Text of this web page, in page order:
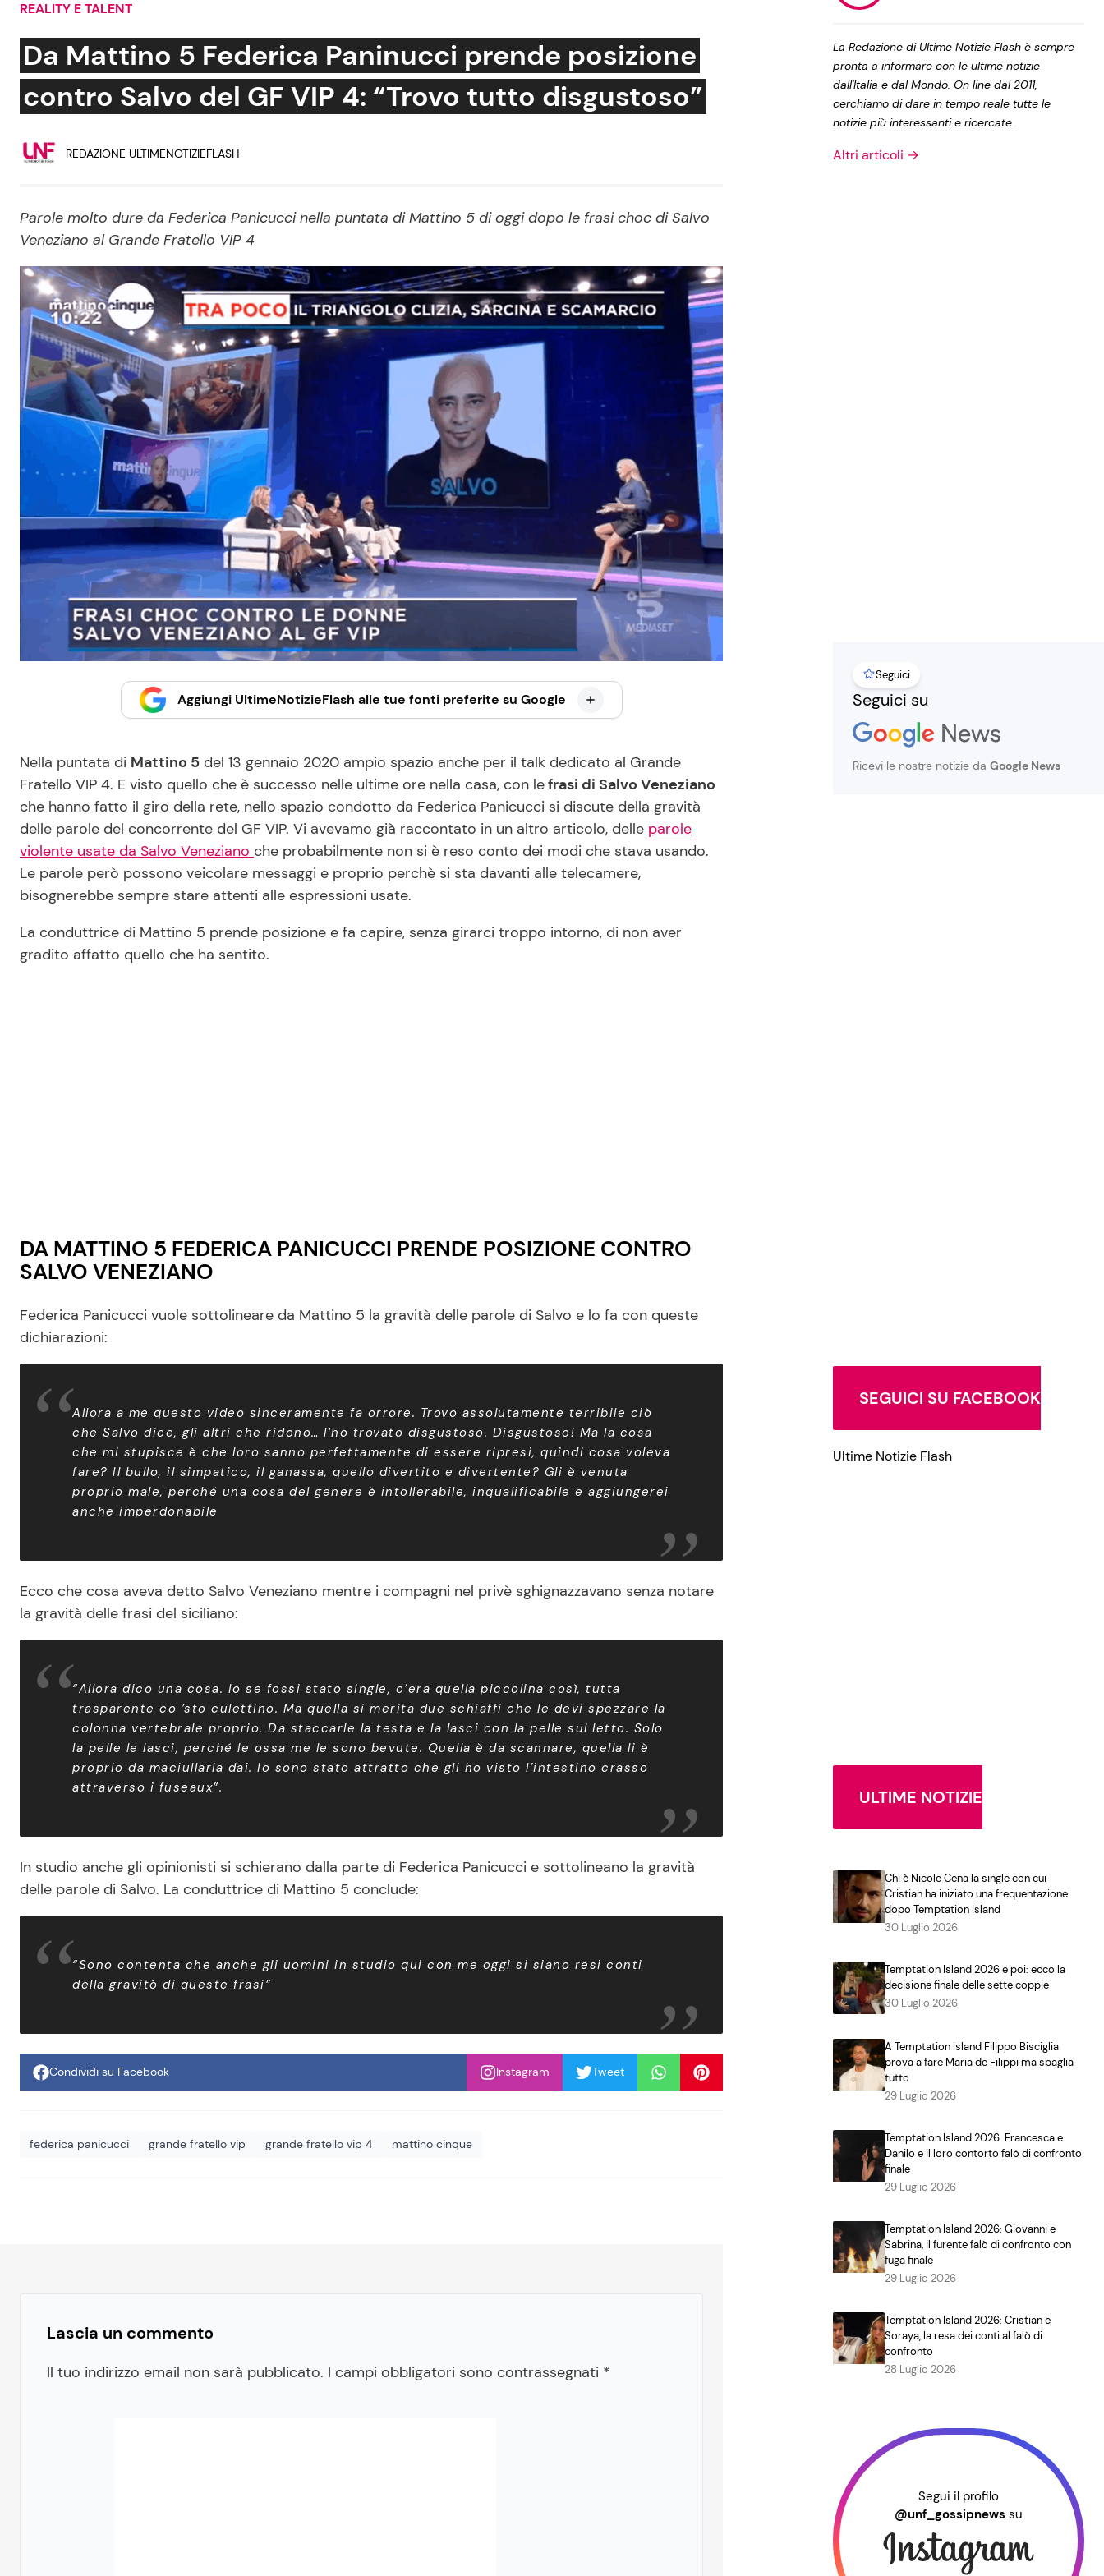
Social News
News dal mondo
Benessere
Mondo Mamma
Salute
Viaggi e Turismo
Festività
Cucina e Ricette
Le Ricette in TV
Ricette Facili e Veloci
Ricette Feste
Ricette per Bambini
Privacy Policy
REALITY E TALENT
Da Mattino 5 Federica Paninucci prende posizione
contro Salvo del GF VIP 4: “Trovo tutto disgustoso”
REDAZIONE ULTIMENOTIZIEFLASH
Parole molto dure da Federica Panicucci nella puntata di Mattino 5 di oggi dopo le frasi choc di Salvo
Veneziano al Grande Fratello VIP 4
Aggiungi UltimeNotizieFlash alle tue fonti preferite su Google
Nella puntata di Mattino 5 del 13 gennaio 2020 ampio spazio anche per il talk dedicato al Grande
Fratello VIP 4. E visto quello che è successo nelle ultime ore nella casa, con lefrasi di Salvo Veneziano
che hanno fatto il giro della rete, nello spazio condotto da Federica Panicucci si discute della gravità
delle parole del concorrente del GF VIP. Vi avevamo già raccontato in un altro articolo, delle parole
violente usate da Salvo Veneziano che probabilmente non si è reso conto dei modi che stava usando.
Le parole però possono veicolare messaggi e proprio perchè si sta davanti alle telecamere,
bisognerebbe sempre stare attenti alle espressioni usate.
La conduttrice di Mattino 5 prende posizione e fa capire, senza girarci troppo intorno, di non aver
gradito affatto quello che ha sentito.
DA MATTINO 5 FEDERICA PANICUCCI PRENDE POSIZIONE CONTRO
SALVO VENEZIANO
Federica Panicucci vuole sottolineare da Mattino 5 la gravità delle parole di Salvo e lo fa con queste
dichiarazioni:
Allora a me questo video sinceramente fa orrore. Trovo assolutamente terribile ciò
che Salvo dice, gli altri che ridono… l’ho trovato disgustoso. Disgustoso! Ma la cosa
che mi stupisce è che loro sanno perfettamente di essere ripresi, quindi cosa voleva
fare? Il bullo, il simpatico, il ganassa, quello divertito e divertente? Gli è venuta
proprio male, perché una cosa del genere è intollerabile, inqualificabile e aggiungerei
anche imperdonabile
Ecco che cosa aveva detto Salvo Veneziano mentre i compagni nel privè sghignazzavano senza notare
la gravità delle frasi del siciliano:
“Allora dico una cosa. Io se fossi stato single, c’era quella piccolina così, tutta
trasparente co ’sto culettino. Ma quella si merita due schiaffi che le devi spezzare la
colonna vertebrale proprio. Da staccarle la testa e la lasci con la pelle sul letto. Solo
la pelle le lasci, perché le ossa me le sono bevute. Quella è da scannare, quella li è
proprio da maciullarla dai. Io sono stato attratto che gli ho visto l’intestino crasso
attraverso i fuseaux”.
In studio anche gli opinionisti si schierano dalla parte di Federica Panicucci e sottolineano la gravità
delle parole di Salvo. La conduttrice di Mattino 5 conclude:
“Sono contenta che anche gli uomini in studio qui con me oggi si siano resi conti
della gravitò di queste frasi”
Condividi su Facebook Instagram Tweet
federica panicucci grande fratello vip grande fratello vip 4 mattino cinque
Lascia un commento
Il tuo indirizzo email non sarà pubblicato. I campi obbligatori sono contrassegnati *
La Redazione di Ultime Notizie Flash è sempre
pronta a informare con le ultime notizie
dall'Italia e dal Mondo. On line dal 2011,
cerchiamo di dare in tempo reale tutte le
notizie più interessanti e ricercate.
Altri articoli →
Seguici
Seguici su
Ricevi le nostre notizie da Google News
SEGUICI SU FACEBOOK
Ultime Notizie Flash
ULTIME NOTIZIE
Chi è Nicole Cena la single con cui
Cristian ha iniziato una frequentazione
dopo Temptation Island
30 Luglio 2026
Temptation Island 2026 e poi: ecco la
decisione finale delle sette coppie
30 Luglio 2026
A Temptation Island Filippo Bisciglia
prova a fare Maria de Filippi ma sbaglia
tutto
29 Luglio 2026
Temptation Island 2026: Francesca e
Danilo e il loro contorto falò di confronto
finale
29 Luglio 2026
Temptation Island 2026: Giovanni e
Sabrina, il furente falò di confronto con
fuga finale
29 Luglio 2026
Temptation Island 2026: Cristian e
Soraya, la resa dei conti al falò di
confronto
28 Luglio 2026
Segui il profilo
@unf_gossipnews su